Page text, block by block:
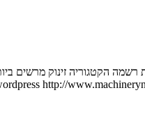
הקטגוריה זינוק מרשים
http://